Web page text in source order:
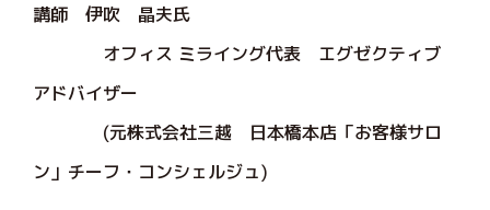
講師 伊吹 晶夫氏
オフィス ミライング代表 エグゼクティブ
アドバイザー
(元株式会社三越 日本橋本店「お客様サロ
ン」チーフ・コンシェルジュ)